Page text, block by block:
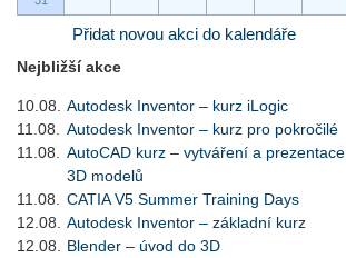
Přidat novou akci do kalendáře
Nejbližší akce
10.08.
Autodesk Inventor – kurz iLogic
11.08.
Autodesk Inventor – kurz pro pokročilé
11.08.
AutoCAD kurz – vytváření a prezentace
3D modelů
11.08.
CATIA V5 Summer Training Days
12.08.
Autodesk Inventor – základní kurz
12.08.
Blender – úvod do 3D